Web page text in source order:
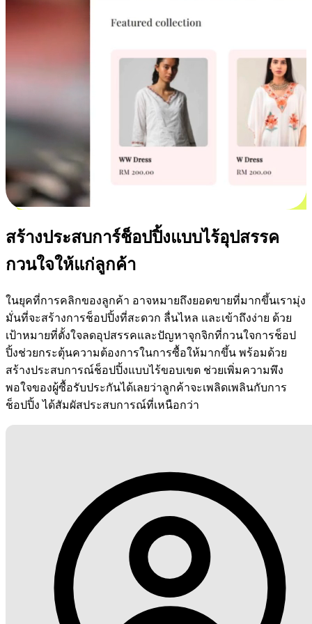
สร้างประสบการ์ช็อปปิ้งแบบไร้อุปสรรค
กวนใจให้แก่ลูกค้า
ในยุคที่การคลิกของลูกค้า อาจหมายถึงยอดขายที่มากขึ้นเรามุ่ง
มั่นที่จะสร้างการช็อปปิ้งที่สะดวก ลื่นไหล และเข้าถึงง่าย ด้วย
เป้าหมายที่ตั้งใจลดอุปสรรคและปัญหาจุกจิกที่กวนใจการช็อป
ปิ้งช่วยกระตุ้นความต้องการในการซื้อให้มากขึ้น พร้อมด้วย
สร้างประสบการณ์ช็อปปิ้งแบบไร้ขอบเขต ช่วยเพิ่มความพึง
พอใจของผู้ซื้อรับประกันได้เลยว่าลูกค้าจะเพลิดเพลินกับการ
ช็อปปิ้ง ได้สัมผัสประสบการณ์ที่เหนือกว่า